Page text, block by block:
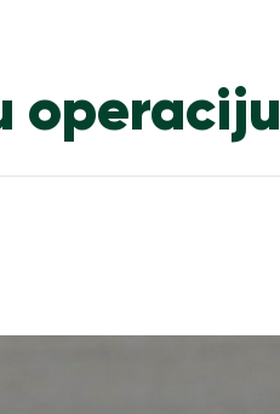
operaciju